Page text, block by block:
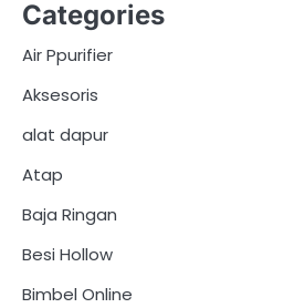
Categories
Air Ppurifier
Aksesoris
alat dapur
Atap
Baja Ringan
Besi Hollow
Bimbel Online